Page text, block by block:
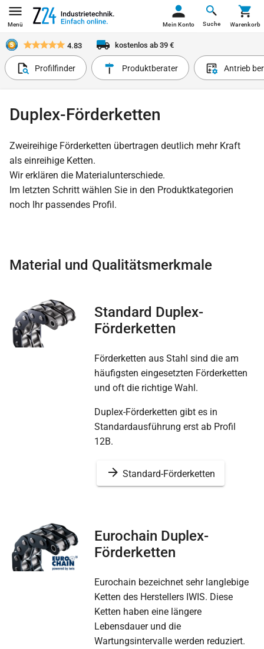
Menü Suche
Mein Konto Warenkorb
4.83 kostenlos ab 39 €
Profilfinder Produktberater Antrieb
Duplex-Förderketten
Zweireihige Förderketten übertragen deutlich mehr Kraft
als einreihige Ketten.
Wir erklären die Materialunterschiede.
Im letzten Schritt wählen Sie in den Produktkategorien
noch Ihr passendes Profil.
Material und Qualitätsmerkmale
Standard Duplex-
Förderketten
Förderketten aus Stahl sind die am
häufigsten eingesetzten Förderketten
und oft die richtige Wahl.
Duplex-Förderketten gibt es in
Standardausführung erst ab Profil
12B.
Standard-Förderketten
Eurochain Duplex-
Förderketten
Eurochain bezeichnet sehr langlebige
Ketten des Herstellers IWIS. Diese
Ketten haben eine längere
Lebensdauer und die
Wartungsintervalle werden reduziert.